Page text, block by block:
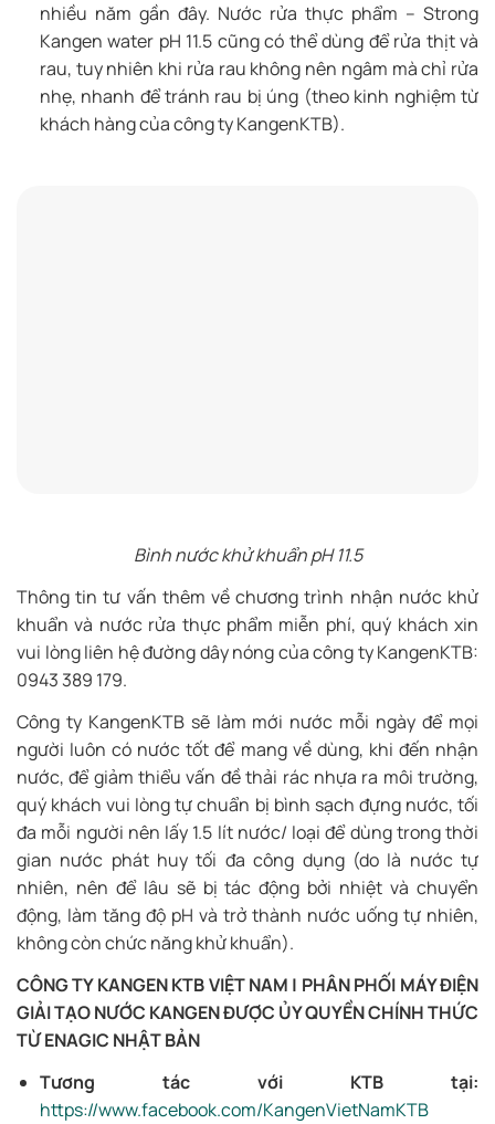
nhiều năm gần đây. Nước rửa thực phẩm – Strong
Kangen water pH 11.5 cũng có thể dùng để rửa thịt và
rau, tuy nhiên khi rửa rau không nên ngâm mà chỉ rửa
nhẹ, nhanh để tránh rau bị úng (theo kinh nghiệm từ
khách hàng của công ty KangenKTB).
Bình nước khử khuẩn pH 11.5
Thông tin tư vấn thêm về chương trình nhận nước khử
khuẩn và nước rửa thực phẩm miễn phí, quý khách xin
vui lòng liên hệ đường dây nóng của công ty KangenKTB:
0943 389 179.
Công ty KangenKTB sẽ làm mới nước mỗi ngày để mọi
người luôn có nước tốt để mang về dùng, khi đến nhận
nước, để giảm thiểu vấn đề thải rác nhựa ra môi trường,
quý khách vui lòng tự chuẩn bị bình sạch đựng nước, tối
đa mỗi người nên lấy 1.5 lít nước/ loại để dùng trong thời
gian nước phát huy tối đa công dụng (do là nước tự
nhiên, nên để lâu sẽ bị tác động bởi nhiệt và chuyển
động, làm tăng độ pH và trở thành nước uống tự nhiên,
không còn chức năng khử khuẩn).
CÔNG TY KANGEN KTB VIỆT NAM | PHÂN PHỐI MÁY ĐIỆN
GIẢI TẠO NƯỚC KANGEN ĐƯỢC ỦY QUYỀN CHÍNH THỨC
TỪ ENAGIC NHẬT BẢN
Tương tác với KTB tại:
https://www.facebook.com/KangenVietNamKTB